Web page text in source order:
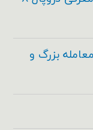
معامله بزرگ و